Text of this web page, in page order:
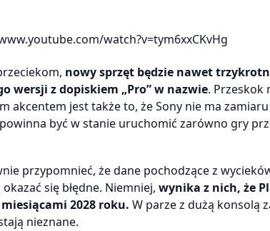
watch?v=tym6xxCKvHg
nowy sprzęt będzie nawet
wersji z dopiskiem „Pro” w nazwie. Przeskok
akcentem jest także to, że Sony nie ma
być w stanie uruchomić zarówno gry
przypomnieć, że dane pochodzące z
się błędne. Niemniej, wynika z nich, że
2028 roku. W parze z dużą konsolą
nieznane.